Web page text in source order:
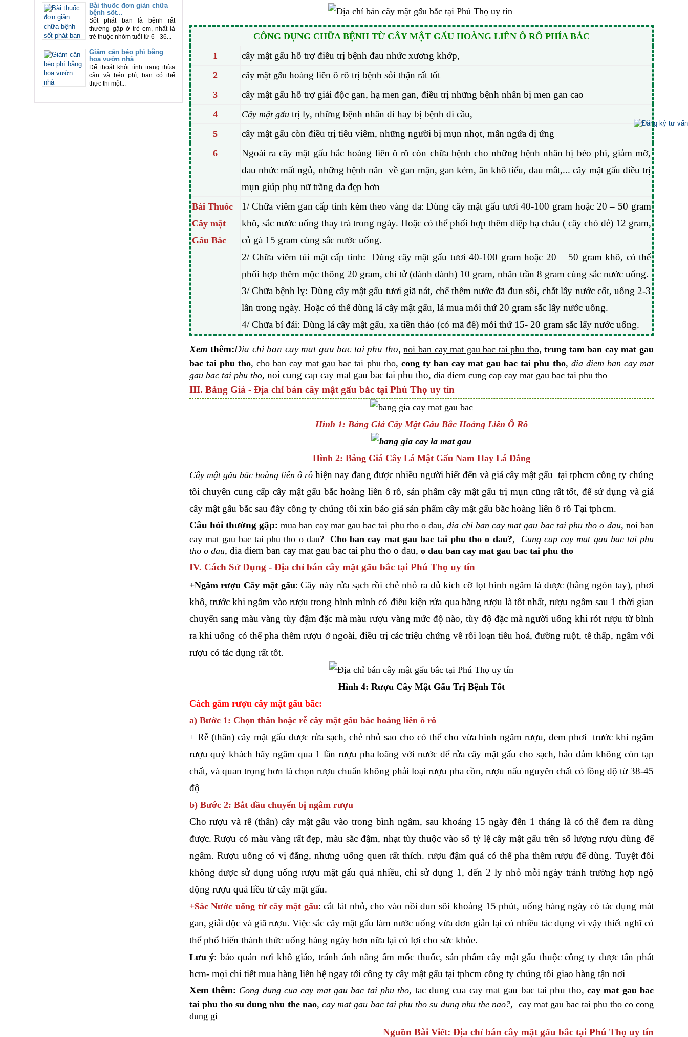
Bài thuốc đơn giản chữa
bệnh sốt...
Sốt phát ban là bệnh rất
thường gặp ở trẻ em, nhất là
trẻ thuộc nhóm tuổi từ 6 - 36...
Giảm cân béo phì bằng
hoa vườn nhà
Để thoát khỏi tình trạng thừa
cân và béo phì, bạn có thể
thực thi một...
CÔNG DỤNG CHỮA BỆNH TỪ CÂY MẬT GẤU HOÀNG LIÊN Ô RÔ PHÍA BẮC
1
cây mật gấu hỗ trợ điều trị bệnh đau nhức xương khớp,
2 cây mật gấu hoàng liên ô rô trị bệnh sỏi thận rất tốt
3 cây mật gấu hỗ trợ giải độc gan, hạ men gan, điều trị những bệnh nhân bị men gan cao
4 Cây mật gấutrị ly, những bệnh nhân đi hay bị bệnh đi cầu,
5 cây mật gấu còn điều trị tiêu viêm, những người bị mụn nhọt, mẩn ngứa dị ứng
6
Ngoài ra cây mật gấu bắc hoàng liên ô rô còn chữa bệnh cho những bệnh nhân bị béo phì, giảm mỡ,
đau nhức mất ngủ, những bệnh nân về gan mận, gan kém, ăn khô tiểu, đau mắt,... cây mật gấu điều trị
mụn giúp phụ nữ trắng da đẹp hơn
Bài Thuốc
Cây mật
Gấu Bắc
1/ Chữa viêm gan cấp tính kèm theo vàng da: Dùng cây mật gấu tươi 40-100 gram hoặc 20 – 50 gram
khô, sắc nước uống thay trà trong ngày. Hoặc có thể phối hợp thêm diệp hạ châu ( cây chó đẻ) 12 gram,
cỏ gà 15 gram cùng sắc nước uống.
2/ Chữa viêm túi mật cấp tính: Dùng cây mật gấu tươi 40-100 gram hoặc 20 – 50 gram khô, có thể
phối hợp thêm mộc thông 20 gram, chi tử (dành dành) 10 gram, nhân trần 8 gram cùng sắc nước uống.
3/ Chữa bệnh lỵ: Dùng cây mật gấu tươi giã nát, chế thêm nước đã đun sôi, chắt lấy nước cốt, uống 2-3
lần trong ngày. Hoặc có thể dùng lá cây mật gấu, lá mua mỗi thứ 20 gram sắc lấy nước uống.
4/ Chữa bí đái: Dùng lá cây mật gấu, xa tiền thảo (cỏ mã đề) mỗi thứ 15- 20 gram sắc lấy nước uống.
Xemthêm:Dia chi ban cay mat gau bac tai phu tho,noi ban cay mat gau bac tai phu tho, trung tam ban cay mat gau
bac tai phu tho, cho ban cay mat gau bac tai phu tho, cong ty ban cay mat gau bac tai phu tho, dia diem ban cay mat
gau bac tai phu tho, noi cung cap cay mat gau bac tai phu tho, dia diem cung cap cay mat gau bac tai phu tho
III. Bảng Giá - Địa chỉ bán cây mật gấu bắc tại Phú Thọ uy tín
Hình 1: Bảng Giá Cây Mật Gấu Bắc Hoàng Liên Ô Rô
Hình 2: Bảng Giá Cây Lá Mật Gấu Nam Hay Lá Đắng
Cây mật gấu bắc hoàng liên ô rôhiện nay đang được nhiều người biết đến và giá cây mật gấu tại tphcm công ty chúng
tôi chuyên cung cấp cây mật gấu bắc hoàng liên ô rô, sản phẩm cây mật gấu trị mụn cũng rất tốt, để sử dụng và giá
cây mật gấu bắc sau đây công ty chúng tôi xin báo giá sản phẩm cây mật gấu bắc hoàng liên ô rô Tại tphcm.
Câu hỏi thường gặp: mua ban cay mat gau bac tai phu tho o dau,dia chi ban cay mat gau bac tai phu tho o dau, noi ban
cay mat gau bac tai phu tho o dau?
Cho ban cay mat gau bac tai phu tho o dau?, Cung cap cay mat gau bac tai phu
tho o dau, dia diem ban cay mat gau bac tai phu tho o dau, o dau ban cay mat gau bac tai phu tho
IV. Cách Sử Dụng - Địa chỉ bán cây mật gấu bắc tại Phú Thọ uy tín
+Ngâm rượu Cây mật gấu: Cây này rửa sạch rồi chẻ nhỏ ra đủ kích cỡ lọt bình ngâm là được (bằng ngón tay), phơi
khô, trước khi ngâm vào rượu trong bình mình có điều kiện rửa qua bằng rượu là tốt nhất, rượu ngâm sau 1 thời gian
chuyển sang màu vàng tùy đậm đặc mà màu rượu vàng mức độ nào, tùy độ đặc mà người uống khi rót rượu từ bình
ra khi uống có thể pha thêm rượu ở ngoài, điều trị các triệu chứng về rối loạn tiêu hoá, đường ruột, tê thấp, ngâm với
rượu có tác dụng rất tốt.
Hình 4: Rượu Cây Mật Gấu Trị Bệnh Tốt
Cách gâm rượu cây mật gấu bắc:
a) Bước 1: Chọn thân hoặc rễ cây mật gấu bắc hoàng liên ô rô
+ Rễ (thân) cây mật gấu được rửa sạch, chẻ nhỏ sao cho có thể cho vừa bình ngâm rượu, đem phơi trước khi ngâm
rượu quý khách hãy ngâm qua 1 lần rượu pha loãng với nước để rửa cây mật gấu cho sạch, bảo đảm không còn tạp
chất, và quan trọng hơn là chọn rượu chuẩn không phải loại rượu pha cồn, rượu nấu nguyên chất có lồng độ từ 38-45
độ
b) Bước 2: Bắt đầu chuyển bị ngâm rượu
Cho rượu và rễ (thân) cây mật gấu vào trong bình ngâm, sau khoảng 15 ngày đến 1 tháng là có thể đem ra dùng
được. Rượu có màu vàng rất đẹp, màu sắc đậm, nhạt tùy thuộc vào số tỷ lệ cây mật gấu trên số lượng rượu dùng để
ngâm. Rượu uống có vị đắng, nhưng uống quen rất thích. rượu đậm quá có thể pha thêm rượu để dùng. Tuyệt đối
không được sử dụng uống rượu mật gấu quá nhiều, chỉ sử dụng 1, đến 2 ly nhỏ mỗi ngày tránh trường hợp ngộ
động rượu quá liều từ cây mật gấu.
+Sắc Nước uống từ cây mật gấu: cắt lát nhỏ, cho vào nồi đun sôi khoảng 15 phút, uống hàng ngày có tác dụng mát
gan, giải độc và giã rượu. Việc sắc cây mật gấu làm nước uống vừa đơn giản lại có nhiều tác dụng vì vậy thiết nghĩ có
thể phổ biến thành thức uống hàng ngày hơn nữa lại có lợi cho sức khỏe.
Lưu ý: bảo quản nơi khô giáo, tránh ánh nắng ẩm mốc thuốc, sản phẩm cây mật gấu thuộc công ty dược tấn phát
hcm- mọi chi tiết mua hàng liên hệ ngay tới công ty cây mật gấu tại tphcm công ty chúng tôi giao hàng tận nơi
Xem thêm: Cong dung cua cay mat gau bac tai phu tho, tac dung cua cay mat gau bac tai phu tho, cay mat gau bac
tai phu tho su dung nhu the nao,cay mat gau bac tai phu tho su dung nhu the nao?, cay mat gau bac tai phu tho co cong
dung gi
Nguồn Bài Viết: Địa chỉ bán cây mật gấu bắc tại Phú Thọ uy tín